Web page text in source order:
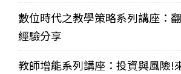
數位時代之教學策略系列講座：
經驗分享
教師增能系列講座：投資與風險!